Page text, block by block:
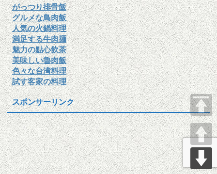
がっつり排骨飯
グルメな鳥肉飯
人気の火鍋料理
満足する牛肉麺
魅力の點心飲茶
美味しい魯肉飯
色々な台湾料理
試す客家の料理
スポンサーリンク